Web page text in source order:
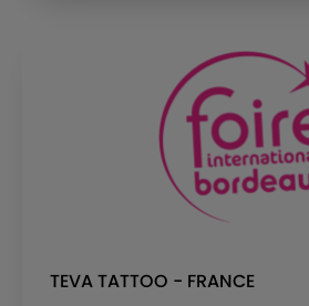
TEVA TATTOO - FRANCE